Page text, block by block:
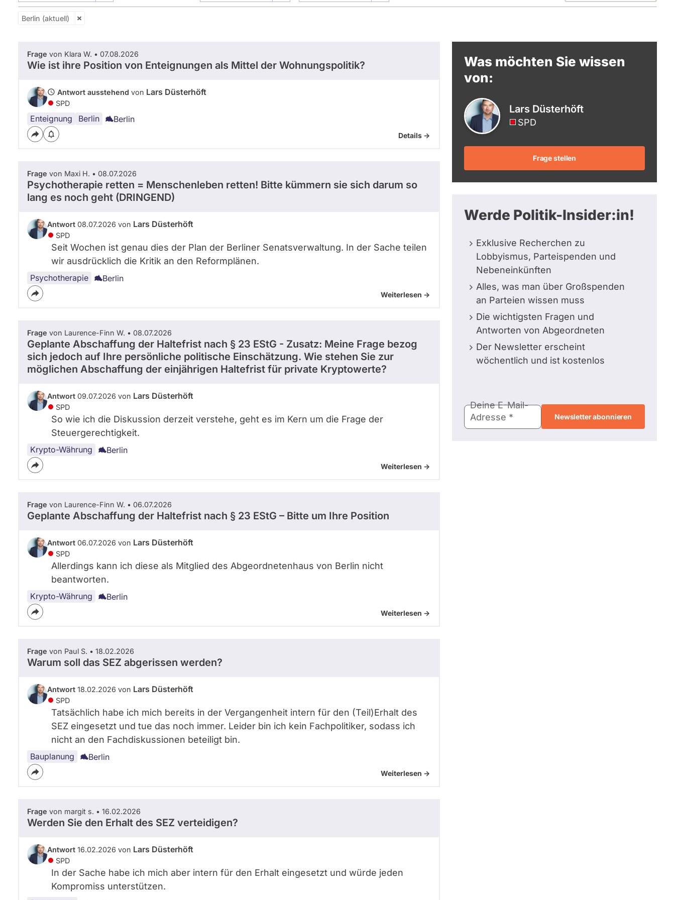
m
berücksichtigt.
Berlin (aktuell)
Frage von Klara W. • 07.08.2026
Wie ist ihre Position von Enteignungen als Mittel der Wohnungspolitik?
Antwort ausstehend von Lars Düsterhöft
SPD
Enteignung Berlin
Koalitionsbildung Berlin
Details ->
Frage von Maxi H. • 08.07.2026
Psychotherapie retten = Menschenleben retten! Bitte kümmern sie sich darum so
lang es noch geht (DRINGEND)
Antwort 08.07.2026 von Lars Düsterhöft
SPD
Seit Wochen ist genau dies der Plan der Berliner Senatsverwaltung. In der Sache teilen
wir ausdrücklich die Kritik an den Reformplänen.
Psychotherapie Berlin
Weiterlesen ->
Frage von Laurence-Finn W. • 08.07.2026
Geplante Abschaffung der Haltefrist nach § 23 EStG - Zusatz: Meine Frage bezog
sich jedoch auf Ihre persönliche politische Einschätzung. Wie stehen Sie zur
möglichen Abschaffung der einjährigen Haltefrist für private Kryptowerte?
Antwort 09.07.2026 von Lars Düsterhöft
SPD
So wie ich die Diskussion derzeit verstehe, geht es im Kern um die Frage der
Steuergerechtigkeit.
Krypto-Währung Berlin
Weiterlesen ->
Frage von Laurence-Finn W. • 06.07.2026
Geplante Abschaffung der Haltefrist nach § 23 EStG – Bitte um Ihre Position
Antwort 06.07.2026 von Lars Düsterhöft
SPD
Allerdings kann ich diese als Mitglied des Abgeordnetenhaus von Berlin nicht
beantworten.
Krypto-Währung Berlin
Weiterlesen ->
Frage von Paul S. • 18.02.2026
Warum soll das SEZ abgerissen werden?
Antwort 18.02.2026 von Lars Düsterhöft
SPD
Tatsächlich habe ich mich bereits in der Vergangenheit intern für den (Teil)Erhalt des
SEZ eingesetzt und tue das noch immer. Leider bin ich kein Fachpolitiker, sodass ich
nicht an den Fachdiskussionen beteiligt bin.
Bauplanung Berlin
Weiterlesen ->
Frage von margit s. • 16.02.2026
Werden Sie den Erhalt des SEZ verteidigen?
Antwort 16.02.2026 von Lars Düsterhöft
SPD
In der Sache habe ich mich aber intern für den Erhalt eingesetzt und würde jeden
Kompromiss unterstützen.
Was möchten Sie wissen
von:
Lars Düsterhöft
SPD
Frage stellen
Werde Politik-Insider:in!
Exklusive Recherchen zu
Lobbyismus, Parteispenden und
Nebeneinkünften
Alles, was man über Großspenden
an Parteien wissen muss
Die wichtigsten Fragen und
Antworten von Abgeordneten
Der Newsletter erscheint
wöchentlich und ist kostenlos
Mail-
Adresse
Deine E-Mail-
Adresse